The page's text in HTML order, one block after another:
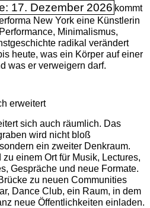
17. Dezember 2026 kommt
New York eine Künstlerin
Minimalismus,
radikal verändert
heute, was ein Körper auf einer
was er verweigern darf.
erweitert
sich auch räumlich. Das
wird nicht bloß
ein zweiter Denkraum.
zu einem Ort für Musik, Lectures,
Gespräche und neue Formate.
zu neuen Communities
Dance Club, ein Raum, in dem
neue Öffentlichkeiten einladen.